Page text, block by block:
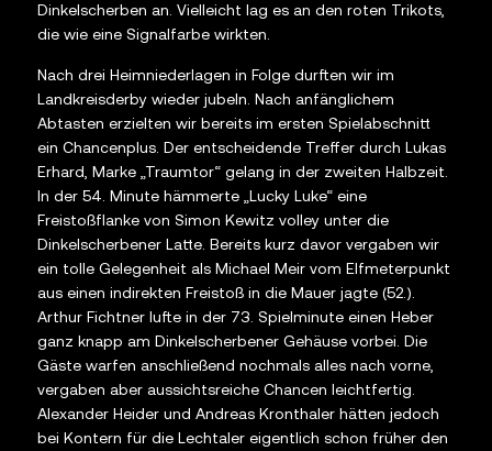
Dinkelscherben an. Vielleicht lag es an den roten Trikots,
die wie eine Signalfarbe wirkten.
Nach drei Heimniederlagen in Folge durften wir im
Landkreisderby wieder jubeln. Nach anfänglichem
Abtasten erzielten wir bereits im ersten Spielabschnitt
ein Chancenplus. Der entscheidende Treffer durch Lukas
Erhard, Marke „Traumtor“ gelang in der zweiten Halbzeit.
In der 54. Minute hämmerte „Lucky Luke“ eine
Freistoßflanke von Simon Kewitz volley unter die
Dinkelscherbener Latte. Bereits kurz davor vergaben wir
ein tolle Gelegenheit als Michael Meir vom Elfmeterpunkt
aus einen indirekten Freistoß in die Mauer jagte (52.).
Arthur Fichtner lufte in der 73. Spielminute einen Heber
ganz knapp am Dinkelscherbener Gehäuse vorbei. Die
Gäste warfen anschließend nochmals alles nach vorne,
vergaben aber aussichtsreiche Chancen leichtfertig.
Alexander Heider und Andreas Kronthaler hätten jedoch
bei Kontern für die Lechtaler eigentlich schon früher den